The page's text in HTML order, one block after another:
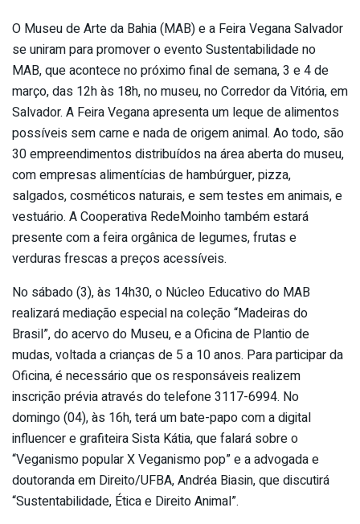
O Museu de Arte da Bahia (MAB) e a Feira Vegana Salvador
se uniram para promover o evento Sustentabilidade no
MAB, que acontece no próximo final de semana, 3 e 4 de
março, das 12h às 18h, no museu, no Corredor da Vitória, em
Salvador. A Feira Vegana apresenta um leque de alimentos
possíveis sem carne e nada de origem animal. Ao todo, são
30 empreendimentos distribuídos na área aberta do museu,
com empresas alimentícias de hambúrguer, pizza,
salgados, cosméticos naturais, e sem testes em animais, e
vestuário. A Cooperativa RedeMoinho também estará
presente com a feira orgânica de legumes, frutas e
verduras frescas a preços acessíveis.
No sábado (3), às 14h30, o Núcleo Educativo do MAB
realizará mediação especial na coleção “Madeiras do
Brasil”, do acervo do Museu, e a Oficina de Plantio de
mudas, voltada a crianças de 5 a 10 anos. Para participar da
Oficina, é necessário que os responsáveis realizem
inscrição prévia através do telefone 3117-6994. No
domingo (04), às 16h, terá um bate-papo com a digital
influencer e grafiteira Sista Kátia, que falará sobre o
“Veganismo popular X Veganismo pop” e a advogada e
doutoranda em Direito/UFBA, Andréa Biasin, que discutirá
“Sustentabilidade, Ética e Direito Animal”.